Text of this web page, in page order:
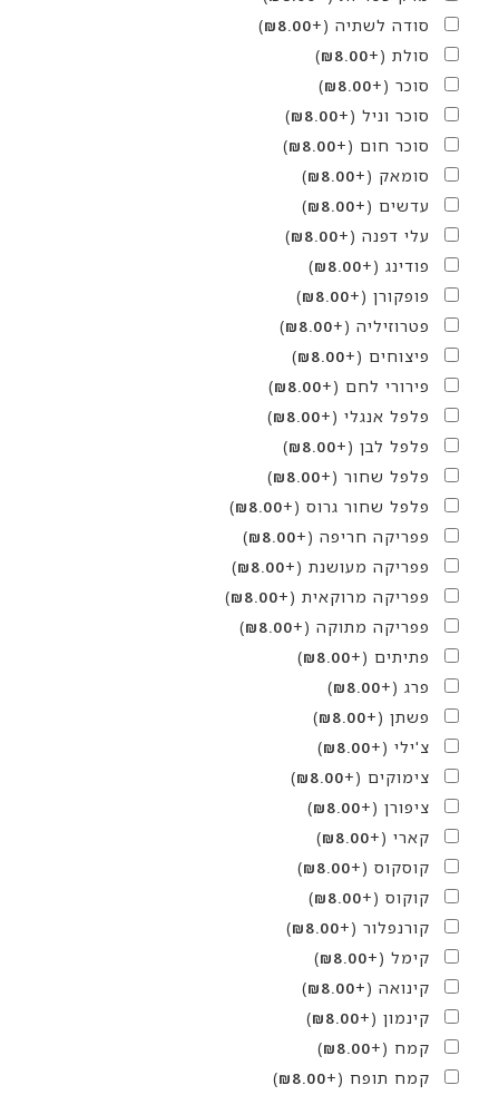
סודה לשתיה (+
₪8.00
)
סולת (+
₪8.00
)
סוכר (+
₪8.00
)
סוכר וניל (+
₪8.00
)
סוכר חום (+
₪8.00
)
סומאק (+
₪8.00
)
עדשים (+
₪8.00
)
עלי דפנה (+
₪8.00
)
פודינג (+
₪8.00
)
פופקורן (+
₪8.00
)
פטרוזיליה (+
₪8.00
)
פיצוחים (+
₪8.00
)
פירורי לחם (+
₪8.00
)
פלפל אנגלי (+
₪8.00
)
פלפל לבן (+
₪8.00
)
פלפל שחור (+
₪8.00
)
פלפל שחור גרוס (+
₪8.00
)
פפריקה חריפה (+
₪8.00
)
פפריקה מעושנת (+
₪8.00
)
פפריקה מרוקאית (+
₪8.00
)
פפריקה מתוקה (+
₪8.00
)
פתיתים (+
₪8.00
)
פרג (+
₪8.00
)
פשתן (+
₪8.00
)
צ'ילי (+
₪8.00
)
צימוקים (+
₪8.00
)
ציפורן (+
₪8.00
)
קארי (+
₪8.00
)
קוסקוס (+
₪8.00
)
קוקוס (+
₪8.00
)
קורנפלור (+
₪8.00
)
קימל (+
₪8.00
)
קינואה (+
₪8.00
)
קינמון (+
₪8.00
)
קמח (+
₪8.00
)
קמח תופח (+
₪8.00
)